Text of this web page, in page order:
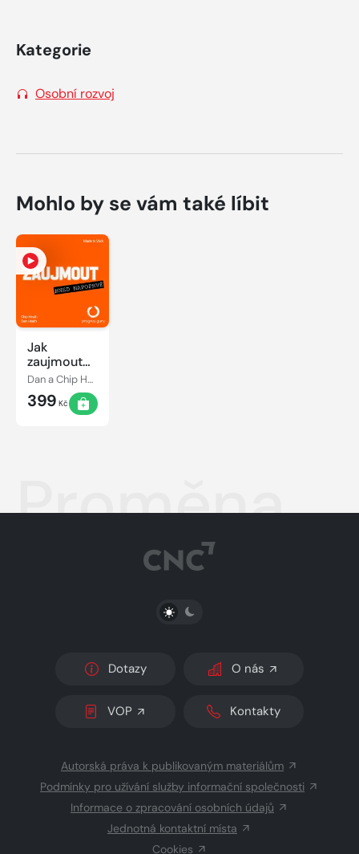
Kategorie
Osobní rozvoj
Mohlo by se vám také líbit
Jak
zaujmout
hned
napoprvé
Dan a Chip Heath
399 Kč
Proměna
PŘEPNOUT SVĚTLÝ/TMAVÝ REŽIM
Dotazy O nás
VOP Kontakty
Autorská práva k publikovaným materiálům
Podmínky pro užívání služby informační společnosti
Informace o zpracování osobních údajů
Jednotná kontaktní místa
Cookies